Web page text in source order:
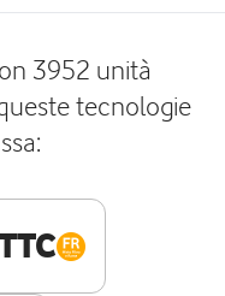
3952 unità
tecnologie